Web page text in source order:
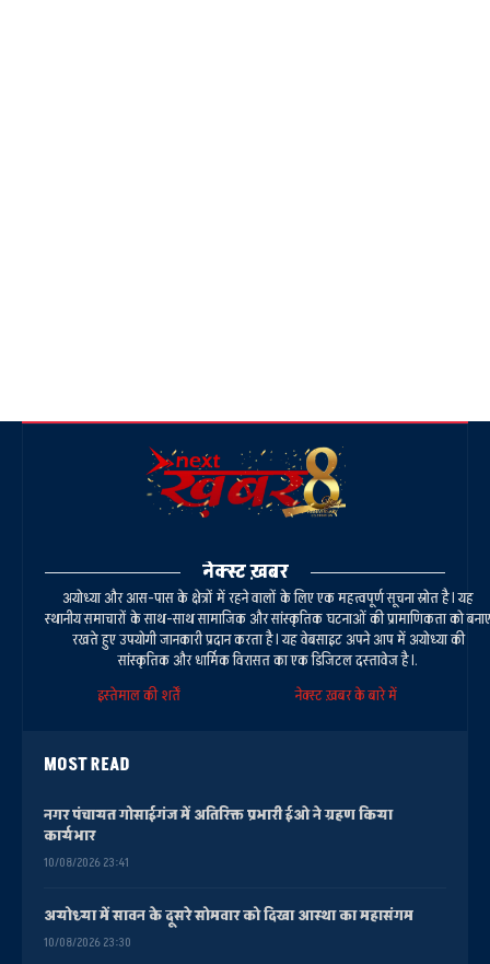
नेक्स्ट ख़बर
अयोध्या और आस-पास के क्षेत्रों में रहने वालों के लिए एक महत्वपूर्ण सूचना स्रोत है। यह
स्थानीय समाचारों के साथ-साथ सामाजिक और सांस्कृतिक घटनाओं की प्रामाणिकता को बनाए
रखते हुए उपयोगी जानकारी प्रदान करता है। यह वेबसाइट अपने आप में अयोध्या की
सांस्कृतिक और धार्मिक विरासत का एक डिजिटल दस्तावेज है।.
इस्तेमाल की शर्तें
नेक्स्ट ख़बर के बारे में
MOST READ
नगर पंचायत गोसाईगंज में अतिरिक्त प्रभारी ईओ ने ग्रहण किया
कार्यभार
10/08/2026 23:41
अयोध्या में सावन के दूसरे सोमवार को दिखा आस्था का महासंगम
10/08/2026 23:30